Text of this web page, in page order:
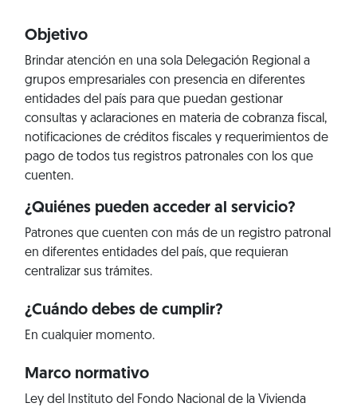
Objetivo
Brindar atención en una sola Delegación Regional a
grupos empresariales con presencia en diferentes
entidades del país para que puedan gestionar
consultas y aclaraciones en materia de cobranza fiscal,
notificaciones de créditos fiscales y requerimientos de
pago de todos tus registros patronales con los que
cuenten.
¿Quiénes pueden acceder al servicio?
Patrones que cuenten con más de un registro patronal
en diferentes entidades del país, que requieran
centralizar sus trámites.
¿Cuándo debes de cumplir?
En cualquier momento.
Marco normativo
Ley del Instituto del Fondo Nacional de la Vivienda